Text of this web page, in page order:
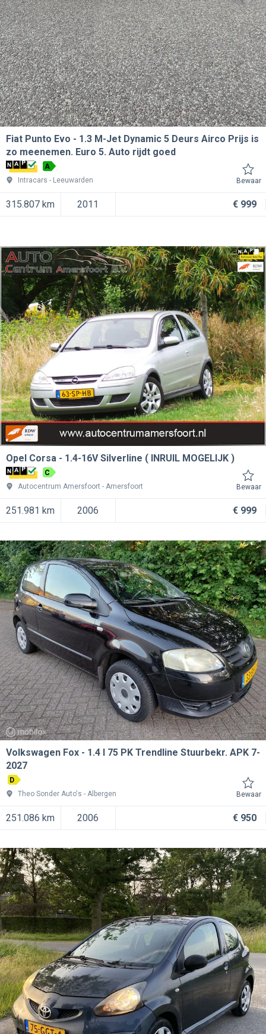
Fiat Punto Evo
1.3 M-Jet Dynamic 5 Deurs Airco Prijs is
zo meenemen. Euro 5. Auto rijdt goed
A
Intracars
Leeuwarden Bewaar
315.807 km 2011 € 999
Opel Corsa 1.4-16V Silverline ( INRUIL MOGELIJK )
C
Autocentrum Amersfoort
Amersfoort Bewaar
251.981 km 2006 € 999
Volkswagen Fox
1.4 I 75 PK Trendline Stuurbekr. APK 7-
2027
D
Theo Sonder Auto's
Albergen Bewaar
251.086 km 2006 € 950